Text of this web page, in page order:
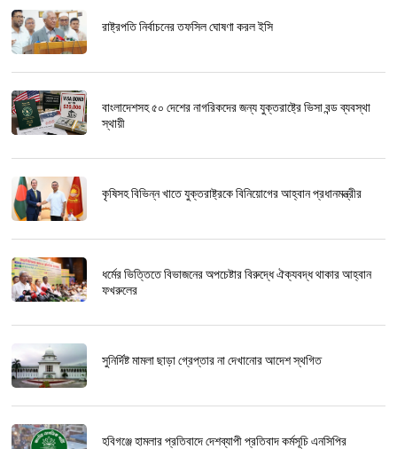
রাষ্ট্রপতি নির্বাচনের তফসিল ঘোষণা করল ইসি
বাংলাদেশসহ ৫০ দেশের নাগরিকদের জন্য যুক্তরাষ্ট্রে ভিসা বন্ড ব্যবস্থা
স্থায়ী
কৃষিসহ বিভিন্ন খাতে যুক্তরাষ্ট্রকে বিনিয়োগের আহ্বান প্রধানমন্ত্রীর
ধর্মের ভিত্তিতে বিভাজনের অপচেষ্টার বিরুদ্ধে ঐক্যবদ্ধ থাকার আহ্বান
ফখরুলের
সুনির্দিষ্ট মামলা ছাড়া গ্রেপ্তার না দেখানোর আদেশ স্থগিত
হবিগঞ্জে হামলার প্রতিবাদে দেশব্যাপী প্রতিবাদ কর্মসূচি এনসিপির